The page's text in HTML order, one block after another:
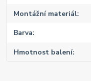
Montážní materiál
Barva
Hmotnost balení